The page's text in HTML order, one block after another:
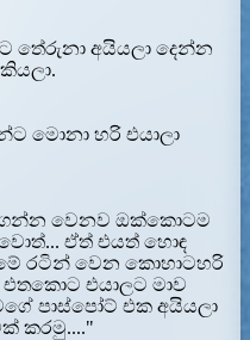
තේරුනා අයියලා දෙන්න
මොනා හරි එයාලා
වෙනව ඔක්කොටම
ඒත් එයත් හොඳ
රටින් වෙන කොහාටහරි
එයාලට මාව
පාස්පෝට් එක අයියලා
කරමු...."